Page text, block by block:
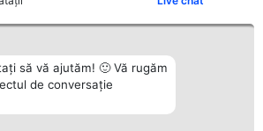
să vă ajutăm! 🙂 Vă rugăm
de conversație